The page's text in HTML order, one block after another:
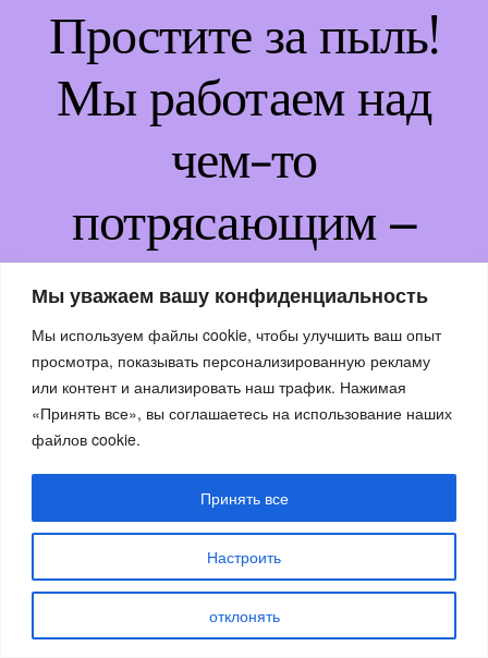
Мы уважаем вашу конфиденциальность
Мы используем файлы cookie, чтобы улучшить ваш опыт
просмотра, показывать персонализированную рекламу
или контент и анализировать наш трафик. Нажимая
«Принять все», вы соглашаетесь на использование наших
файлов cookie.
Настроить
отклонять
Принять все
Простите за пыль!
Мы работаем над
чем-то
потрясающим –
возвращайтесь
немного позже!